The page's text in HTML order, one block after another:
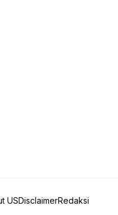
USDisclaimerRedaksi